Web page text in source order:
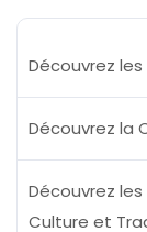
Découvrez
Découvrez la
Découvrez
Culture et